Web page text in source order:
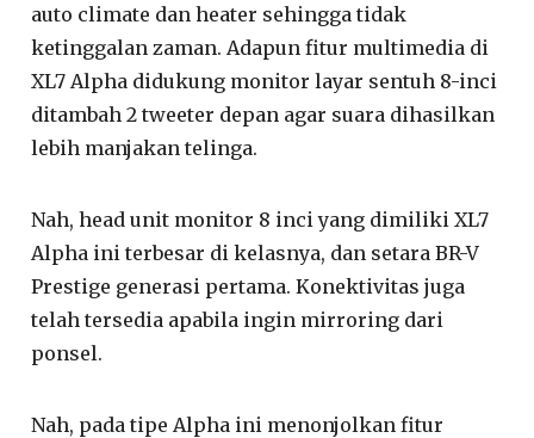
auto climate dan heater sehingga tidak
ketinggalan zaman. Adapun fitur multimedia di
XL7 Alpha didukung monitor layar sentuh 8-inci
ditambah 2 tweeter depan agar suara dihasilkan
lebih manjakan telinga.
Nah, head unit monitor 8 inci yang dimiliki XL7
Alpha ini terbesar di kelasnya, dan setara BR-V
Prestige generasi pertama. Konektivitas juga
telah tersedia apabila ingin mirroring dari
ponsel.
Nah, pada tipe Alpha ini menonjolkan fitur